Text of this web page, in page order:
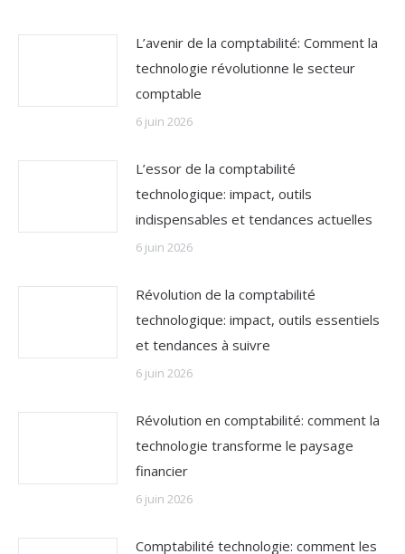
L’avenir de la comptabilité: Comment la
technologie révolutionne le secteur
comptable
6 juin 2026
L’essor de la comptabilité
technologique: impact, outils
indispensables et tendances actuelles
6 juin 2026
Révolution de la comptabilité
technologique: impact, outils essentiels
et tendances à suivre
6 juin 2026
Révolution en comptabilité: comment la
technologie transforme le paysage
financier
6 juin 2026
Comptabilité technologie: comment les